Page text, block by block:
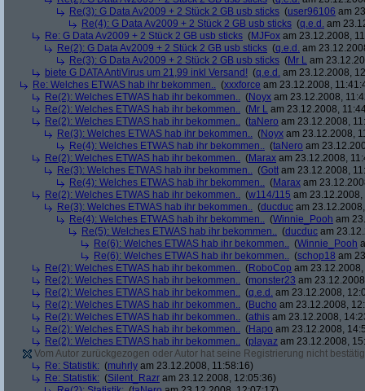
Re(3): G Data Av2009 + 2 Stück 2 GB usb sticks (user96106 am
Re(4): G Data Av2009 + 2 Stück 2 GB usb sticks (q.e.d. am
Re: G Data Av2009 + 2 Stück 2 GB usb sticks (MJFox am 23.12.2008,
Re(2): G Data Av2009 + 2 Stück 2 GB usb sticks (q.e.d. am
Re(3): G Data Av2009 + 2 Stück 2 GB usb sticks (Mr L am
biete G DATA AntiVirus um 21,99 inkl Versand! (q.e.d. am 23.12.2008,
Re: Welches ETWAS hab ihr bekommen.. (xxxforce am 23.12.2008,
Re(2): Welches ETWAS hab ihr bekommen.. (Noyx am 23.12.2008,
Re(2): Welches ETWAS hab ihr bekommen.. (Mr L am 23.12.2008,
Re(2): Welches ETWAS hab ihr bekommen.. (taNero am 23.12.2008,
Re(3): Welches ETWAS hab ihr bekommen.. (Noyx am 23.12.2008,
Re(4): Welches ETWAS hab ihr bekommen.. (taNero am
Re(2): Welches ETWAS hab ihr bekommen.. (Marax am 23.12.2008,
Re(3): Welches ETWAS hab ihr bekommen.. (Gott am 23.12.2008,
Re(4): Welches ETWAS hab ihr bekommen.. (Marax am
Re(2): Welches ETWAS hab ihr bekommen.. (w114/115 am 23.12.2008,
Re(3): Welches ETWAS hab ihr bekommen.. (ducduc am
Re(4): Welches ETWAS hab ihr bekommen.. (Winnie_Pooh am
Re(5): Welches ETWAS hab ihr bekommen.. (ducduc am
Re(6): Welches ETWAS hab ihr bekommen.. (Winnie_Pooh
Re(6): Welches ETWAS hab ihr bekommen.. (schop18 am
Re(2): Welches ETWAS hab ihr bekommen.. (RoboCop am
Re(2): Welches ETWAS hab ihr bekommen.. (monster23 am
Re(2): Welches ETWAS hab ihr bekommen.. (q.e.d. am 23.12.2008,
Re(2): Welches ETWAS hab ihr bekommen.. (Bucho am 23.12.2008,
Re(2): Welches ETWAS hab ihr bekommen.. (athis am 23.12.2008,
Re(2): Welches ETWAS hab ihr bekommen.. (Hapo am 23.12.2008,
Re(2): Welches ETWAS hab ihr bekommen.. (playaz am 23.12.2008,
Vom Autor zurückgezogen oder Autor hat seine Registrierung nicht
Re: Statistik: (muhrly am 23.12.2008, 11:58:16)
Re: Statistik: (Silent_Razr am 23.12.2008, 12:05:36)